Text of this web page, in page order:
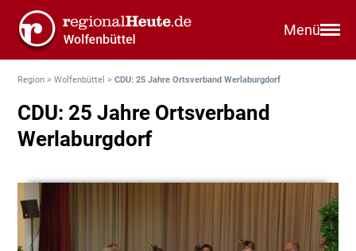
Menü
Region >Wolfenbüttel >CDU: 25 Jahre Ortsverband Werlaburgdorf
CDU: 25 Jahre Ortsverband
Werlaburgdorf